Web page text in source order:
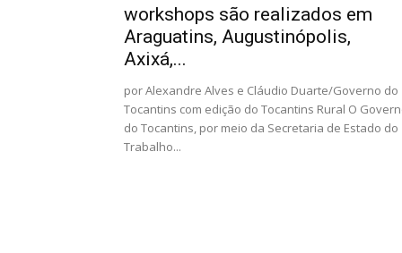
workshops são realizados em
Araguatins, Augustinópolis,
Axixá,...
por Alexandre Alves e Cláudio Duarte/Governo do
Tocantins com edição do Tocantins Rural O
do Tocantins, por meio da Secretaria de Estado do
Trabalho...